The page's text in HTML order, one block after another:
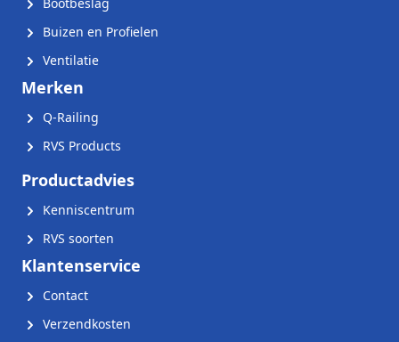
Buizen en Profielen
Ventilatie
Merken
Q-Railing
RVS Products
Productadvies
Kenniscentrum
RVS soorten
Klantenservice
Contact
Verzendkosten